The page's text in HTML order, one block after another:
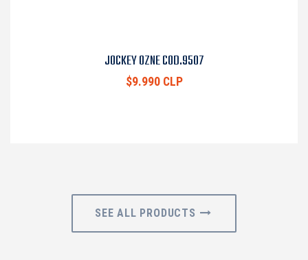
JOCKEY OZNE COD.9507
$9.990 CLP
SEE ALL PRODUCTS